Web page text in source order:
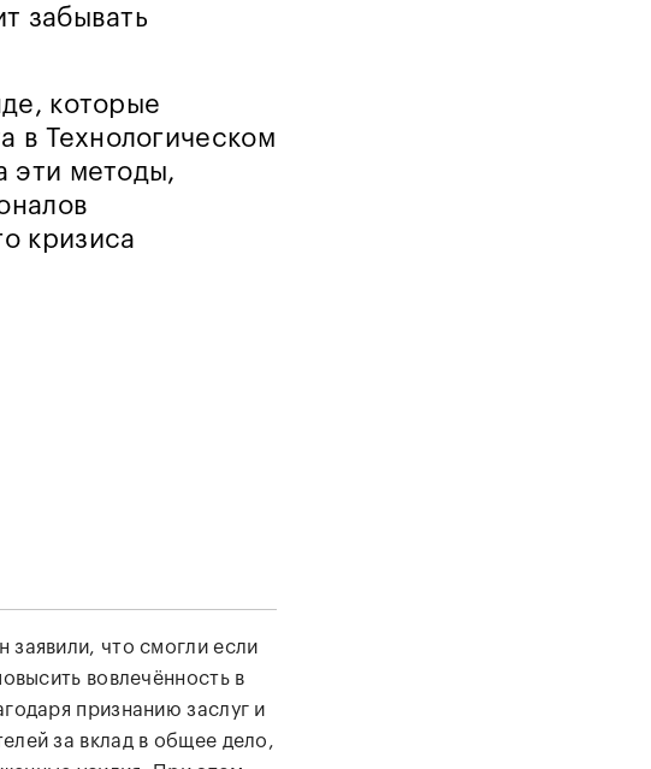
забывать
которые
в Технологическом
эти методы,
кризиса
заявили, что смогли если
вовлечённость в
признанию заслуг и
за вклад в общее дело,